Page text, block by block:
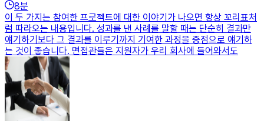
8분
이 두 가지는 참여한 프로젝트에 대한 이야기가 나오면 항상 꼬리표처
럼 따라오는 내용입니다. 성과를 낸 사례를 말할 때는 단순히 결과만
얘기하기보다 그 결과를 이루기까지 기여한 과정을 중점으로 얘기하
는 것이 좋습니다. 면접관들은 지원자가 우리 회사에 들어와서도